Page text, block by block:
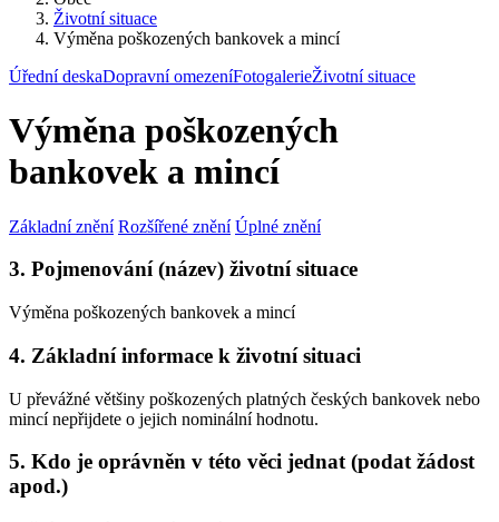
Životní situace
Výměna poškozených bankovek a mincí
Úřední deskaDopravní omezeníFotogalerieŽivotní situace
Výměna poškozených
bankovek a mincí
Základní znění Rozšířené znění Úplné znění
3. Pojmenování (název) životní situace
Výměna poškozených bankovek a mincí
4. Základní informace k životní situaci
U převážné většiny poškozených platných českých bankovek nebo
mincí nepřijdete o jejich nominální hodnotu.
5. Kdo je oprávněn v této věci jednat (podat žádost
apod.)